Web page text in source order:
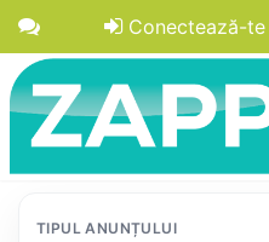
Conectează-te
TIPUL ANUNȚULUI